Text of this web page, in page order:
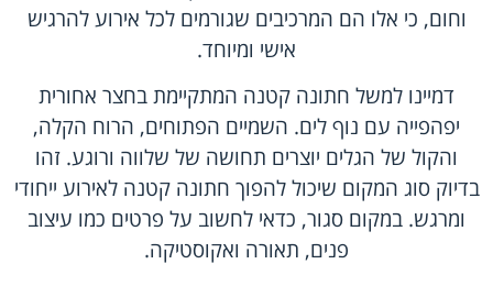
וחום, כי אלו הם המרכיבים שגורמים לכל אירוע להרגיש
אישי ומיוחד.
דמיינו למשל חתונה קטנה המתקיימת בחצר אחורית
יפהפייה עם נוף לים. השמיים הפתוחים, הרוח הקלה,
והקול של הגלים יוצרים תחושה של שלווה ורוגע. זהו
בדיוק סוג המקום שיכול להפוך חתונה קטנה לאירוע ייחודי
ומרגש. במקום סגור, כדאי לחשוב על פרטים כמו עיצוב
פנים, תאורה ואקוסטיקה.